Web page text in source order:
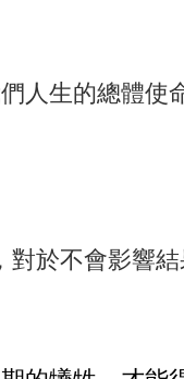
人生的總體使
於不會影響